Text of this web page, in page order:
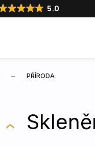
5.0
PŘÍRODA